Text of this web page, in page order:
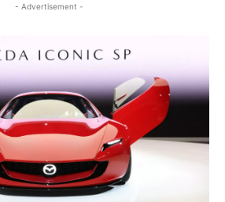
- Advertisement -